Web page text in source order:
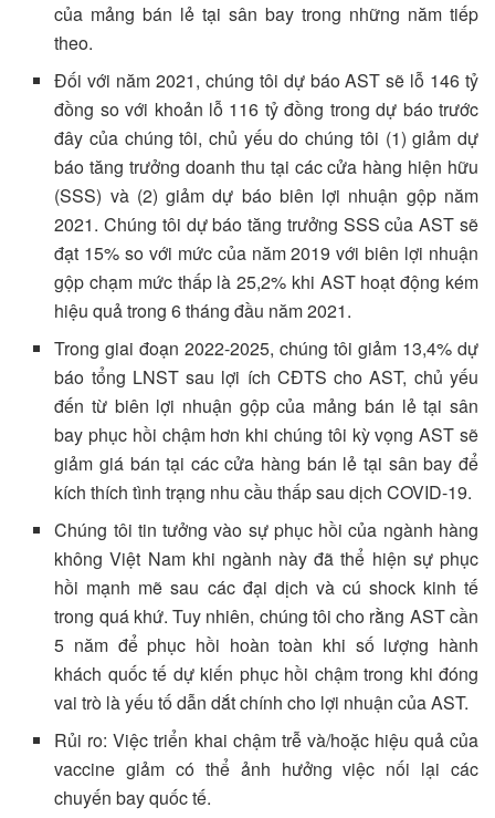
của mảng bán lẻ tại sân bay trong những năm tiếp
theo.
Đối với năm 2021, chúng tôi dự báo AST sẽ lỗ 146 tỷ
đồng so với khoản lỗ 116 tỷ đồng trong dự báo trước
đây của chúng tôi, chủ yếu do chúng tôi (1) giảm dự
báo tăng trưởng doanh thu tại các cửa hàng hiện hữu
(SSS) và (2) giảm dự báo biên lợi nhuận gộp năm
2021. Chúng tôi dự báo tăng trưởng SSS của AST sẽ
đạt 15% so với mức của năm 2019 với biên lợi nhuận
gộp chạm mức thấp là 25,2% khi AST hoạt động kém
hiệu quả trong 6 tháng đầu năm 2021.
Trong giai đoạn 2022-2025, chúng tôi giảm 13,4% dự
báo tổng LNST sau lợi ích CĐTS cho AST, chủ yếu
đến từ biên lợi nhuận gộp của mảng bán lẻ tại sân
bay phục hồi chậm hơn khi chúng tôi kỳ vọng AST sẽ
giảm giá bán tại các cửa hàng bán lẻ tại sân bay để
kích thích tình trạng nhu cầu thấp sau dịch COVID-19.
Chúng tôi tin tưởng vào sự phục hồi của ngành hàng
không Việt Nam khi ngành này đã thể hiện sự phục
hồi mạnh mẽ sau các đại dịch và cú shock kinh tế
trong quá khứ. Tuy nhiên, chúng tôi cho rằng AST cần
5 năm để phục hồi hoàn toàn khi số lượng hành
khách quốc tế dự kiến phục hồi chậm trong khi đóng
vai trò là yếu tố dẫn dắt chính cho lợi nhuận của AST.
Rủi ro: Việc triển khai chậm trễ và/hoặc hiệu quả của
vaccine giảm có thể ảnh hưởng việc nối lại các
chuyến bay quốc tế.